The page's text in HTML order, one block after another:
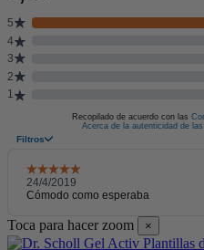
Toca para hacer zoom ×